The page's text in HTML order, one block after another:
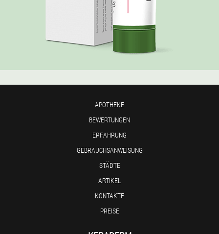
APOTHEKE
BEWERTUNGEN
ERFAHRUNG
GEBRAUCHSANWEISUNG
STÄDTE
ARTIKEL
KONTAKTE
PREISE